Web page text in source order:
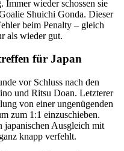
Immer wieder schossen sie
Shuichi Gonda. Dieser
beim Penalty – gleich
als wieder gut.
für Japan
vor Schluss nach den
und Ritsu Doan. Letzterer
von einer ungenügenden
zum 1:1 einzuschieben.
Ausgleich mit
knapp verfehlt.